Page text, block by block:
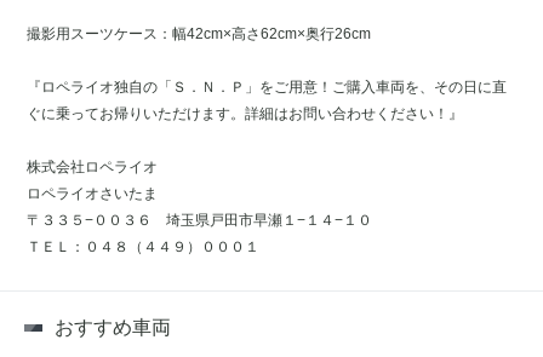
撮影用スーツケース：幅42cm×高さ62cm×奥行26cm
『ロペライオ独自の「Ｓ．Ｎ．Ｐ」をご用意！ご購入車両を、その日に直
ぐに乗ってお帰りいただけます。詳細はお問い合わせください！』
株式会社ロペライオ
ロペライオさいたま
〒３３５−００３６ 埼玉県戸田市早瀬１−１４−１０
ＴＥＬ：０４８（４４９）０００１
おすすめ車両